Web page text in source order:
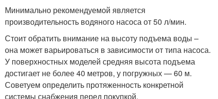
Минимально рекомендуемой является
производительность водяного насоса от 50 л/мин.
Стоит обратить внимание на высоту подъема воды –
она может варьироваться в зависимости от типа насоса.
У поверхностных моделей средняя высота подъема
достигает не более 40 метров, у погружных — 60 м.
Советуем определить протяженность конкретной
системы снабжения перед покупкой.